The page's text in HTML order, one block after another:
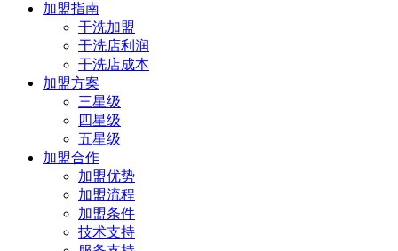
加盟指南
干洗加盟
干洗店利润
干洗店成本
加盟方案
三星级
四星级
五星级
加盟合作
加盟优势
加盟流程
加盟条件
技术支持